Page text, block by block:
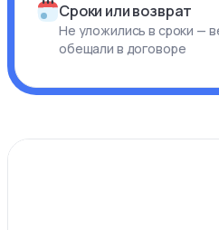
Сроки или возврат
Не уложились в сроки —
обещали в договоре